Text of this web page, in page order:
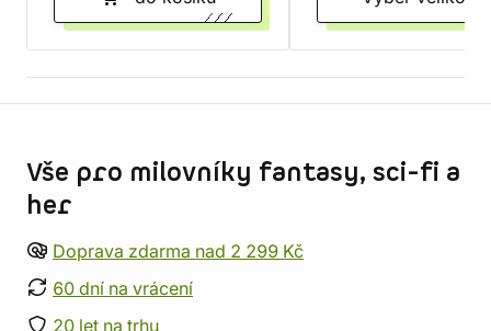
Vše pro milovníky fantasy, sci-fi a
her
Doprava zdarma nad 2 299 Kč
60 dní na vrácení
20 let na trhu